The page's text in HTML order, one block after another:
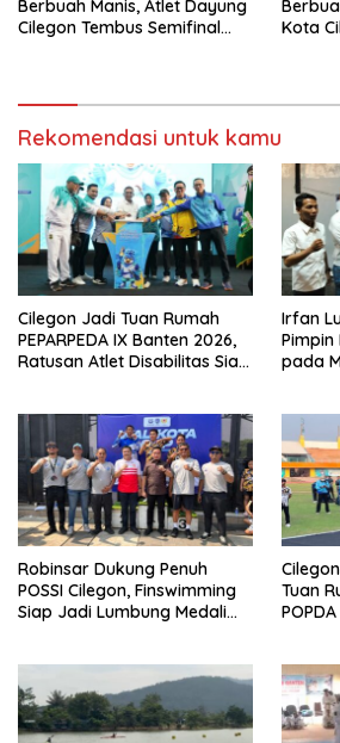
Berbuah Manis, Atlet Dayung
Cilegon Tembus Semifinal
Kota
Rekomendasi untuk kamu
Cilegon Jadi Tuan Rumah
PEPARPEDA IX Banten 2026,
Ratusan Atlet Disabilitas Siap
Irfan
Pimpin
pada
Robinsar Dukung Penuh
POSSI Cilegon, Finswimming
Siap Jadi Lumbung Medali
Tuan